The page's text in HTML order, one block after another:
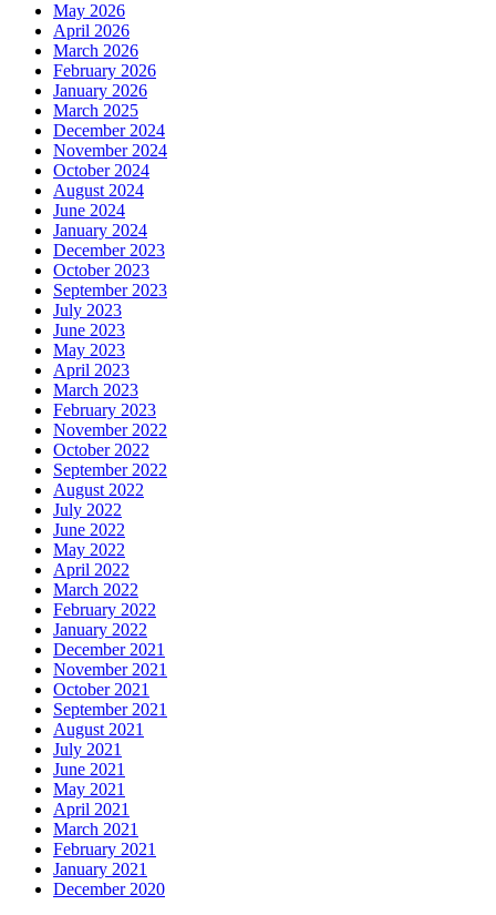
May 2026
April 2026
March 2026
February 2026
January 2026
March 2025
December 2024
November 2024
October 2024
August 2024
June 2024
January 2024
December 2023
October 2023
September 2023
July 2023
June 2023
May 2023
April 2023
March 2023
February 2023
November 2022
October 2022
September 2022
August 2022
July 2022
June 2022
May 2022
April 2022
March 2022
February 2022
January 2022
December 2021
November 2021
October 2021
September 2021
August 2021
July 2021
June 2021
May 2021
April 2021
March 2021
February 2021
January 2021
December 2020